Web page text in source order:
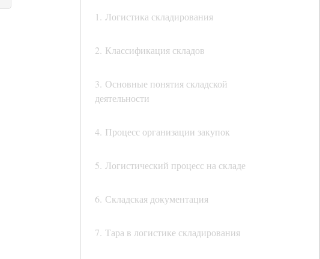
1. Логистика складирования
2. Классификация складов
3. Основные понятия складской
деятельности
4. Процесс организации закупок
5. Логистический процесс на складе
6. Складская документация
7. Тара в логистике складирования